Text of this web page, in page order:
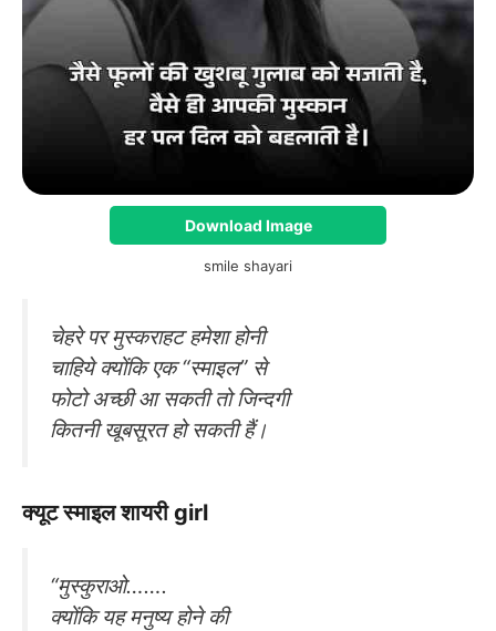
Download Image
smile shayari
चेहरे पर मुस्कराहट हमेशा होनी
चाहिये क्योंकि एक “स्माइल” से
फोटो अच्छी आ सकती तो जिन्दगी
कितनी खूबसूरत हो सकती हैं।
क्यूट स्माइल शायरी girl
“मुस्कुराओ…….
क्योंकि यह मनुष्य होने की